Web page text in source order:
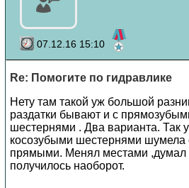
07.12.16 15:10
Re: Помогите по гидравлике
Нету там такой уж большой
раздатки бывают и с
шестернями . Два варианта. Так
косозубыми шестернями шумела
прямыми. Менял местами ,думал
получилось наоборот.